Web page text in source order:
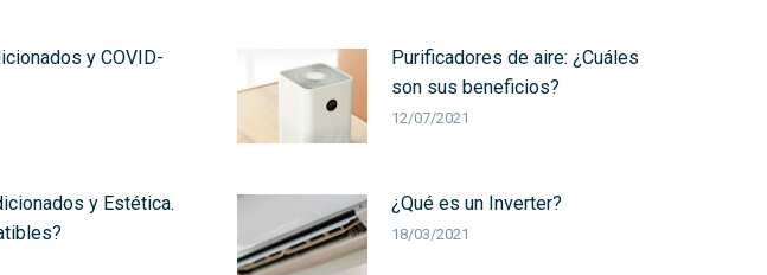
y COVID-
Purificadores de aire: ¿Cuáles
son sus beneficios?
12/07/2021
y Estética.
¿Qué es un Inverter?
18/03/2021